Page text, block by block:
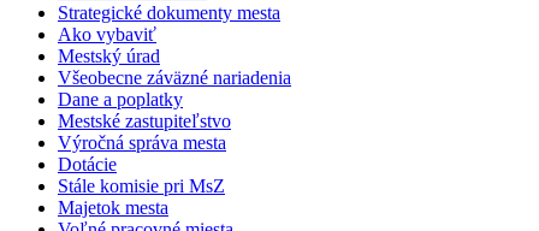
Strategické dokumenty mesta
Ako vybaviť
Mestský úrad
Všeobecne záväzné nariadenia
Dane a poplatky
Mestské zastupiteľstvo
Výročná správa mesta
Dotácie
Stále komisie pri MsZ
Majetok mesta